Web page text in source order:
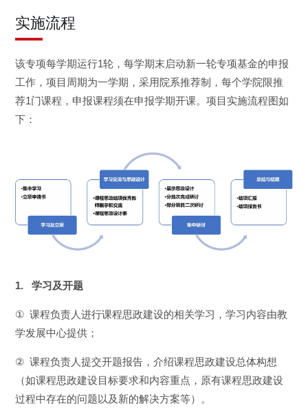
实施流程
该专项每学期运行1轮，每学期末启动新一轮专项基金的申报
工作，项目周期为一学期，采用院系推荐制，每个学院限推
荐1门课程，申报课程须在申报学期开课。项目实施流程图如
下：
1.学习及开题
①课程负责人进行课程思政建设的相关学习，学习内容由教
学发展中心提供；
②课程负责人提交开题报告，介绍课程思政建设总体构想
（如课程思政建设目标要求和内容重点，原有课程思政建设
过程中存在的问题以及新的解决方案等）。